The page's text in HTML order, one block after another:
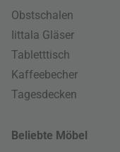
Obstschalen
Iittala Gläser
Tabletttisch
Kaffeebecher
Tagesdecken
Beliebte Möbel